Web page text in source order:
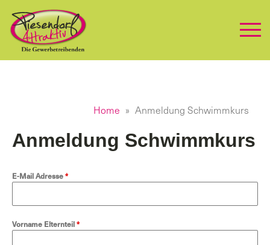
Home Anmeldung Schwimmkurs
Anmeldung Schwimmkurs
E-Mail Adresse*
Vorname Elternteil*